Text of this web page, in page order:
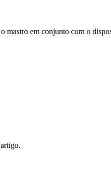
mastro em conjunto com o